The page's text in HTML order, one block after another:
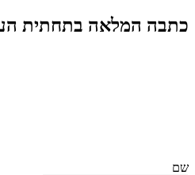
כתבה המלאה בתחתית
שם